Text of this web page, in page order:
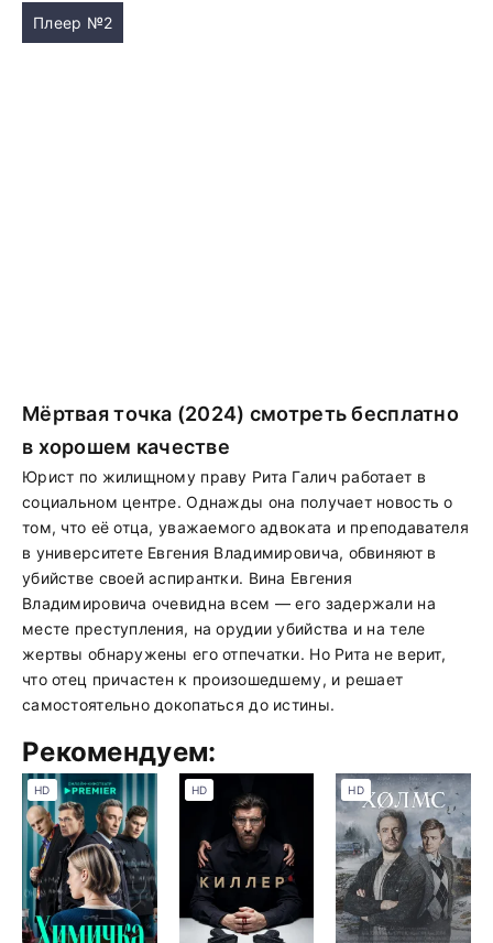
Плеер №2
Мёртвая точка (2024) смотреть бесплатно
в хорошем качестве
Юрист по жилищному праву Рита Галич работает в
социальном центре. Однажды она получает новость о
том, что её отца, уважаемого адвоката и преподавателя
в университете Евгения Владимировича, обвиняют в
убийстве своей аспирантки. Вина Евгения
Владимировича очевидна всем — его задержали на
месте преступления, на орудии убийства и на теле
жертвы обнаружены его отпечатки. Но Рита не верит,
что отец причастен к произошедшему, и решает
самостоятельно докопаться до истины.
Рекомендуем:
HD HD HD